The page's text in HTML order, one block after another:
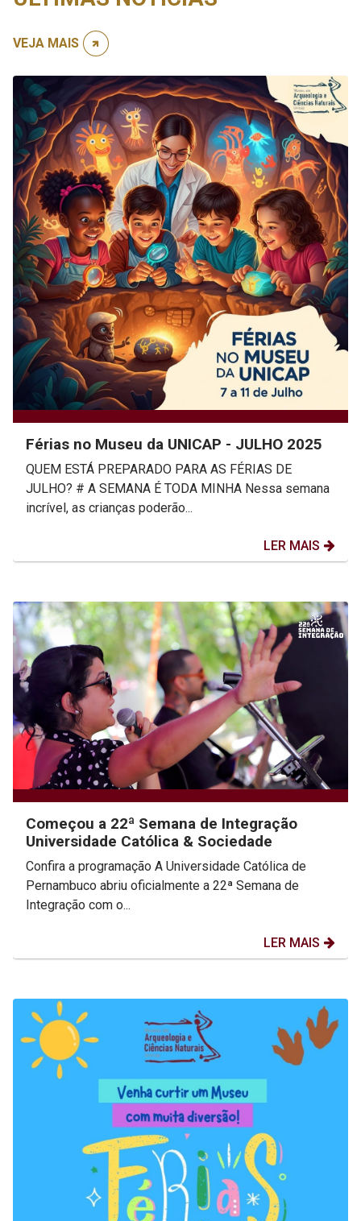
VEJA MAIS
Férias no Museu da UNICAP - JULHO 2025
QUEM ESTÁ PREPARADO PARA AS FÉRIAS DE
JULHO? # A SEMANA É TODA MINHA Nessa semana
incrível, as crianças poderão...
LER MAIS
Começou a 22ª Semana de Integração
Universidade Católica & Sociedade
Confira a programação A Universidade Católica de
Pernambuco abriu oficialmente a 22ª Semana de
Integração com o...
LER MAIS